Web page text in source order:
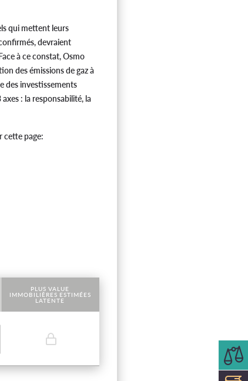
qui mettent leurs
devraient
à ce constat, Osmo
des émissions de gaz à
des investissements
: la responsabilité, la
cette page:
PLUS VALUE
IMMOBILIÈRES ESTIMÉES
LATENTE